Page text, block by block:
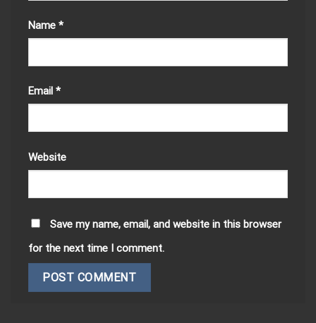
Name *
Email *
Website
Save my name, email, and website in this browser
for the next time I comment.